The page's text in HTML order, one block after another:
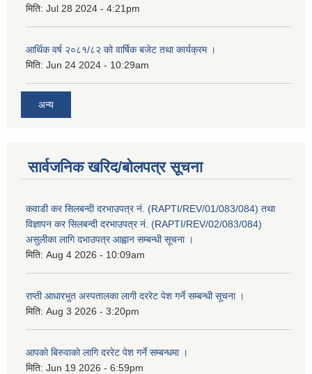
मिति: Jul 28 2024 - 4:21pm
आर्थिक वर्ष २०८१/८२ को वार्षिक बजेट तथा कार्यक्रम ।
मिति: Jun 24 2024 - 10:29am
अन्य
सार्वजनिक खरिद/बोलपत्र सूचना
कवाडी कर सिलबन्दी दरभाउपत्र नं. (RAPTI/REV/01/083/084) तथा
विज्ञापन कर सिलबन्दी दरभाउपत्र नं. (RAPTI/REV/02/083/084)
असुलीका लागि दभाउपत्र आह्वान सम्बन्धी सूचना ।
मिति: Aug 4 2026 - 10:09am
राप्ती आधारभुत अस्पतालका लागी दररेट पेश गर्ने सम्बन्धी सूचना ।
मिति: Aug 3 2026 - 3:20pm
आपकाे बिरुवाकाे लागि दररेट पेश गर्ने सम्बन्धमा ।
मिति: Jun 19 2026 - 6:59pm